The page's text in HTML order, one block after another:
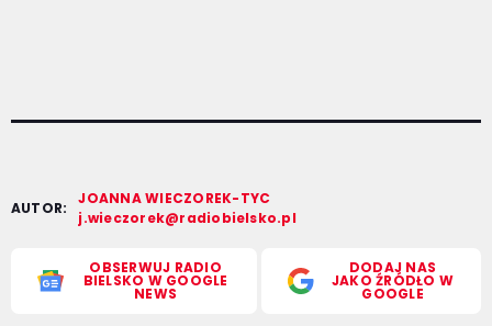
AUTOR:
JOANNA WIECZOREK-TYC
j.wieczorek@radiobielsko.pl
OBSERWUJ RADIO
BIELSKO W GOOGLE
NEWS
DODAJ NAS
JAKO ŹRÓDŁO W
GOOGLE